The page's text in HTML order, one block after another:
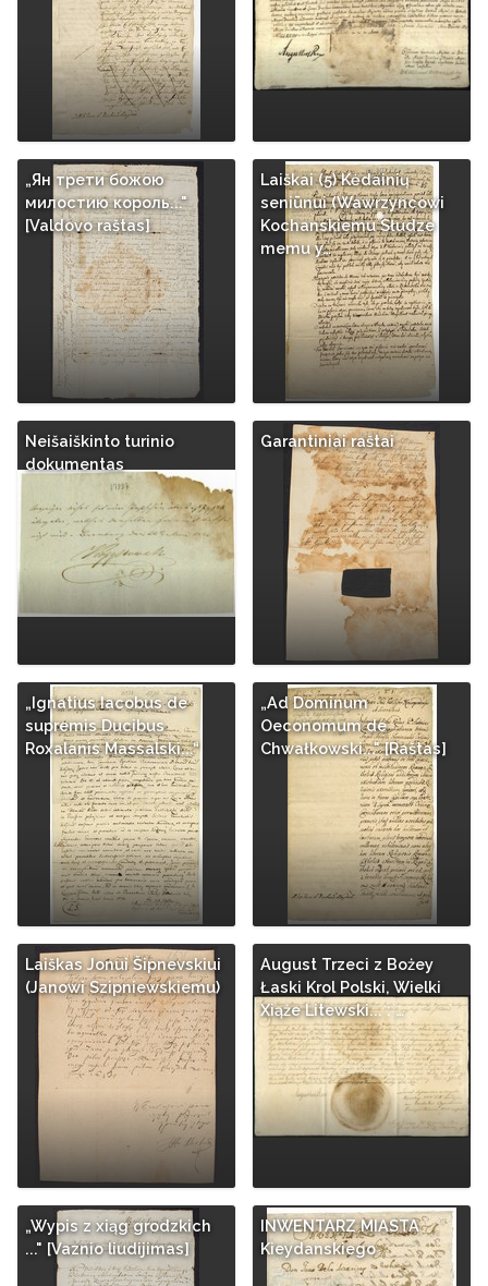
„Ян трети божою
милостию король..."
[Valdovo raštas]
Laiškai (5) Kėdainių
seniūnui (Wawrzyncowi
Kochanskiemu Słudze
memu y…
Neišaiškinto turinio
dokumentas
Garantiniai raštai
„Ignatius Iacobus de
supremis Ducibus
Roxalanis Massalski...“
„Ad Dominum
Oeconomum de
Chwałkowski..." [Raštas]
Laiškas Jonui Šipnevskiui
(Janowi Szipniewskiemu)
August Trzeci z Bożey
Łaski Krol Polski, Wielki
Xiąże Litewski... : …
„Wypis z xiąg grodzkich
..." [Vaznio liudijimas]
INWENTARZ MIASTA
Kieydanskiego